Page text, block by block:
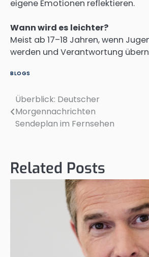
eigene Emotionen reflektieren.
Wann wird es leichter?
Meist ab 17–18 Jahren, wenn
werden und Verantwortung
BLOGS
Post
navigation
Überblick: Deutscher
Morgennachrichten
Sendeplan im Fernsehen
Related Posts